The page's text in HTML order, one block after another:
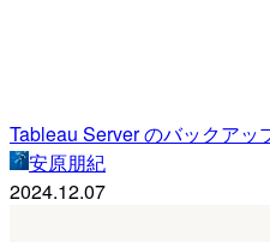
Tableau Server のバックアッ
安原朋紀
2024.12.07